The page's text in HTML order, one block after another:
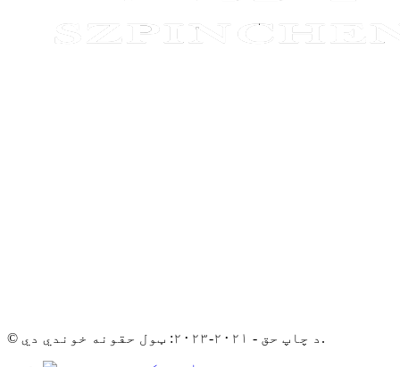
© د چاپ حق - ۲۰۲۱-۲۰۲۳: ټول حقونه خوندي دي.